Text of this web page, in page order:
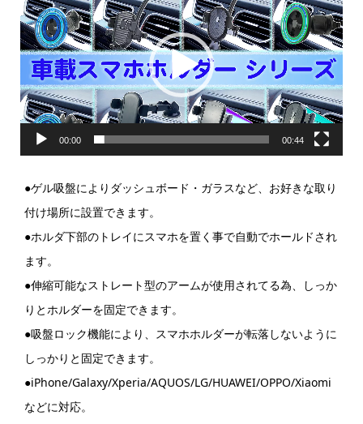
画
プ
レ
ー
ヤ
00:00 00:44
●ゲル吸盤によりダッシュボード・ガラスなど、お好きな取り
付け場所に設置できます。
●ホルダ下部のトレイにスマホを置く事で自動でホールドされ
ます。
●伸縮可能なストレート型のアームが使用されてる為、しっか
りとホルダーを固定できます。
●吸盤ロック機能により、スマホホルダーが転落しないように
しっかりと固定できます。
●iPhone/Galaxy/Xperia/AQUOS/LG/HUAWEI/OPPO/Xiaomi
などに対応。